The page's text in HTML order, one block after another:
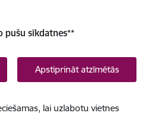
pušu sīkdatnes**
Apstiprināt atzīmētās
lai uzlabotu vietnes